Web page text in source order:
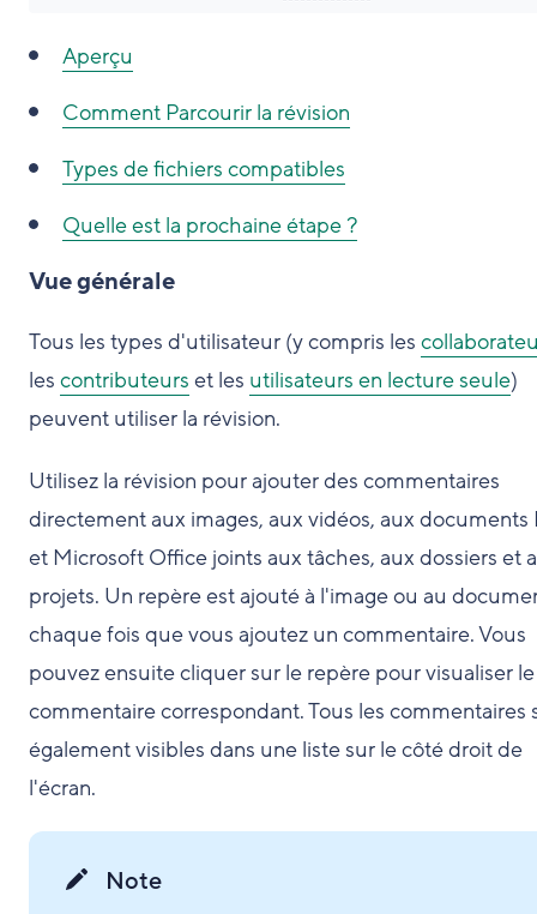
Aperçu
Comment Parcourir la révision
Types de fichiers compatibles
Quelle est la prochaine étape ?
Vue générale
Tous les types d'utilisateur (y compris les
les contributeurs et les utilisateurs en lecture seule)
peuvent utiliser la révision.
Utilisez la révision pour ajouter des commentaires
directement aux images, aux vidéos, aux documents
et Microsoft Office joints aux tâches, aux dossiers et
projets. Un repère est ajouté à l'image ou au
chaque fois que vous ajoutez un commentaire. Vous
pouvez ensuite cliquer sur le repère pour visualiser le
commentaire correspondant. Tous les commentaires
également visibles dans une liste sur le côté droit de
l'écran.
Note